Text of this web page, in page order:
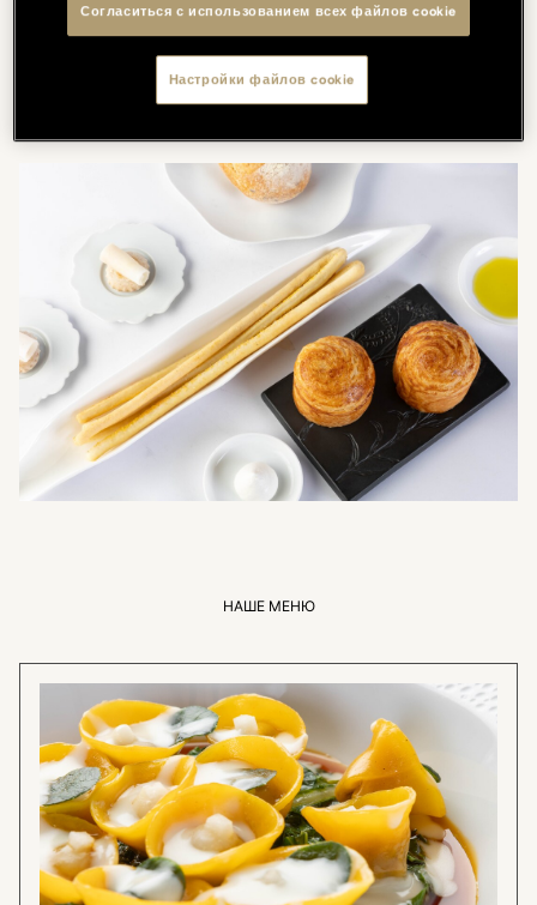
Менгони, выражая самую аутентичную сущность его
концепции кухни, а третье, вегетарианское меню,
уделяет особое внимание растительным
НАШЕ МЕНЮ
Согласиться с использованием всех файлов cookie
Настройки файлов cookie